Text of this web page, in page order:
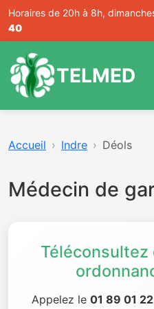
Horaires de 20h à 8h,
40
TELMED
Accueil Indre Déols
Médecin de
Appelez le 01 89 01